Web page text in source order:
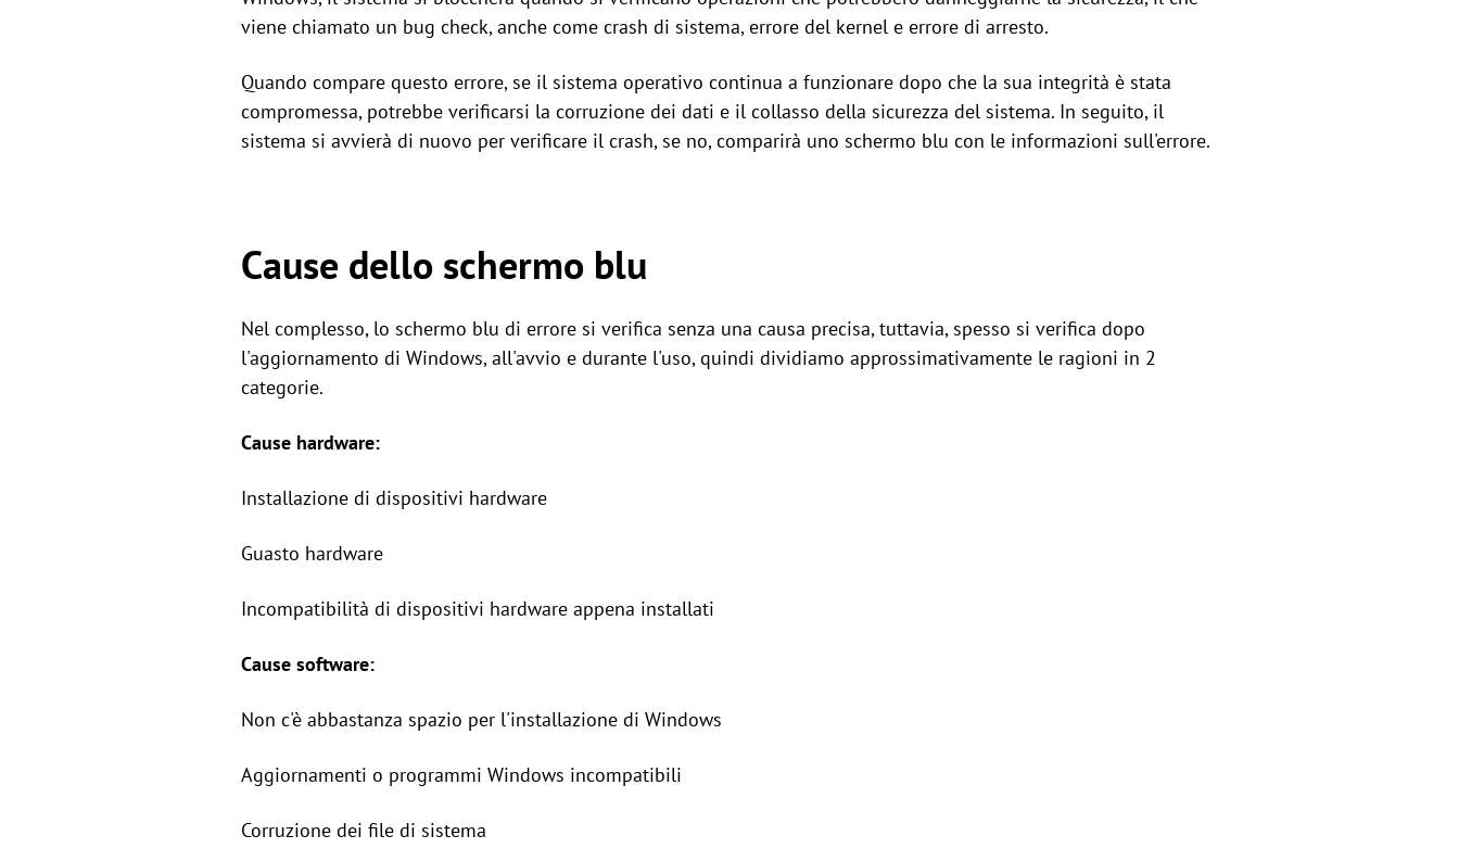
viene chiamato un bug check, anche come crash di sistema, errore del kernel e errore di arresto.
Quando compare questo errore, se il sistema operativo continua a funzionare dopo che la sua integrità è stata
compromessa, potrebbe verificarsi la corruzione dei dati e il collasso della sicurezza del sistema. In seguito, il
sistema si avvierà di nuovo per verificare il crash, se no, comparirà uno schermo blu con le informazioni sull'errore.
Cause dello schermo blu
Nel complesso, lo schermo blu di errore si verifica senza una causa precisa, tuttavia, spesso si verifica dopo
l'aggiornamento di Windows, all'avvio e durante l'uso, quindi dividiamo approssimativamente le ragioni in 2
categorie.
Cause hardware:
Installazione di dispositivi hardware
Guasto hardware
Incompatibilità di dispositivi hardware appena installati
Cause software:
Non c'è abbastanza spazio per l'installazione di Windows
Aggiornamenti o programmi Windows incompatibili
Corruzione dei file di sistema